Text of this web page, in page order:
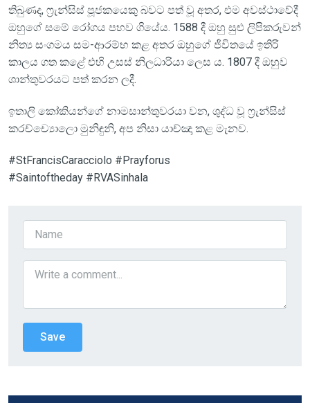
තිබුණද, ෆ්‍රැන්සිස් පූජකයෙකු බවට පත් වූ අතර, එම අවස්ථාවේදී
ඔහුගේ සමේ රෝගය පහව ගියේය. 1588 දී ඔහු සුළු ලිපිකරුවන්
නිත්‍ය සංගමය සම-ආරම්භ කළ අතර ඔහුගේ ජීවිතයේ ඉතිරි
කාලය ගත කළේ එහි උසස් නිලධාරියා ලෙස ය. 1807 දී ඔහුව
ශාන්තුවරයට පත් කරන ලදී.
ඉතාලි කෝකියන්ගේ නාමසාන්තුවරයා වන, ශුද්ධ වූ ෆ්‍රැන්සිස්
කරච්ච්‍යොලො මුනිඳුනි, අප නිසා යාච්ඤා කළ මැනව.
#StFrancisCaracciolo #Prayforus
#Saintoftheday #RVASinhala